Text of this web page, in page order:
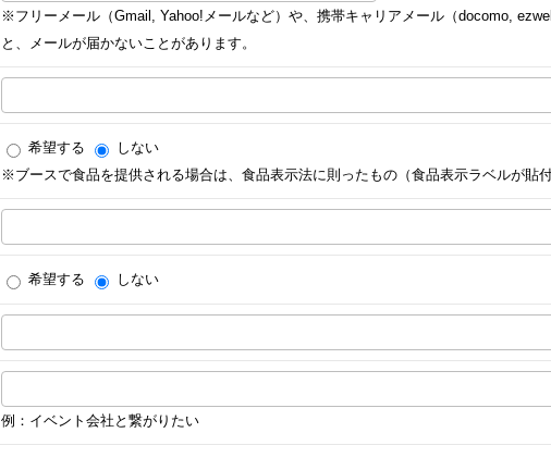
※フリーメール（Gmail, Yahoo!メールなど）や、携帯キャリアメール（docomo,
と、メールが届かないことがあります。
希望する
しない
※ブースで食品を提供される場合は、食品表示法に則ったもの（食品表示ラベルが貼付
希望する しない
例：イベント会社と繋がりたい